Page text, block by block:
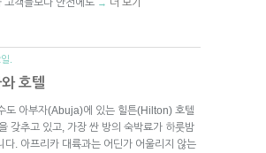
→
.
호텔
도 아부자(Abuja)에 있는 힐튼(Hilton) 호텔
갖추고 있고, 가장 싼 방의 숙박료가 하룻밤
다. 아프리카 대륙과는 어딘가 어울리지 않는